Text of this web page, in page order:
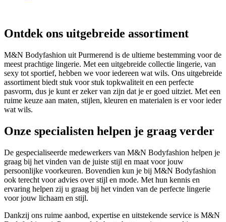
Ontdek ons uitgebreide assortiment
M&N Bodyfashion uit Purmerend is de ultieme bestemming voor de
meest prachtige lingerie. Met een uitgebreide collectie lingerie, van
sexy tot sportief, hebben we voor iedereen wat wils. Ons uitgebreide
assortiment biedt stuk voor stuk topkwaliteit en een perfecte
pasvorm, dus je kunt er zeker van zijn dat je er goed uitziet. Met een
ruime keuze aan maten, stijlen, kleuren en materialen is er voor ieder
wat wils.
Onze specialisten helpen je graag verder
De gespecialiseerde medewerkers van M&N Bodyfashion helpen je
graag bij het vinden van de juiste stijl en maat voor jouw
persoonlijke voorkeuren. Bovendien kun je bij M&N Bodyfashion
ook terecht voor advies over stijl en mode. Met hun kennis en
ervaring helpen zij u graag bij het vinden van de perfecte lingerie
voor jouw lichaam en stijl.
Dankzij ons ruime aanbod, expertise en uitstekende service is M&N